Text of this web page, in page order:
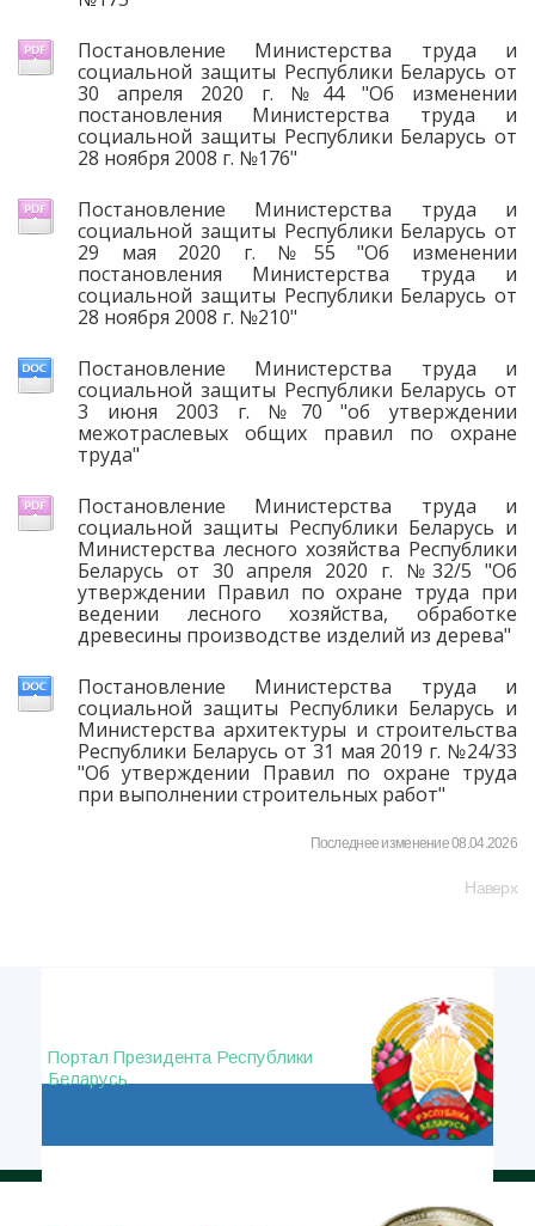
Постановление Министерства труда и
социальной защиты Республики Беларусь от
30 апреля 2020 г. №44 "Об изменении
постановления Министерства труда и
социальной защиты Республики Беларусь от
28 ноября 2008 г. №176"
Постановление Министерства труда и
социальной защиты Республики Беларусь от
29 мая 2020 г. №55 "Об изменении
постановления Министерства труда и
социальной защиты Республики Беларусь от
28 ноября 2008 г. №210"
Постановление Министерства труда и
социальной защиты Республики Беларусь от
3 июня 2003 г. №70 "об утверждении
межотраслевых общих правил по охране
труда"
Постановление Министерства труда и
социальной защиты Республики Беларусь и
Министерства лесного хозяйства Республики
Беларусь от 30 апреля 2020 г. №32/5 "Об
утверждении Правил по охране труда при
ведении лесного хозяйства, обработке
древесины производстве изделий из дерева"
Постановление Министерства труда и
социальной защиты Республики Беларусь и
Министерства архитектуры и строительства
Республики Беларусь от 31 мая 2019 г. №24/33
"Об утверждении Правил по охране труда
при выполнении строительных работ"
Последнее изменение 08.04.2026
Наверх
Портал Президента Республики
Беларусь